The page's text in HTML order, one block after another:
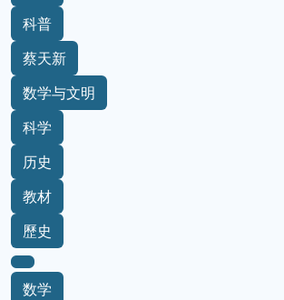
科普
蔡天新
数学与文明
科学
历史
教材
歷史
数学